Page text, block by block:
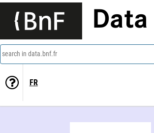
Data
search in data.bnf.fr
FR